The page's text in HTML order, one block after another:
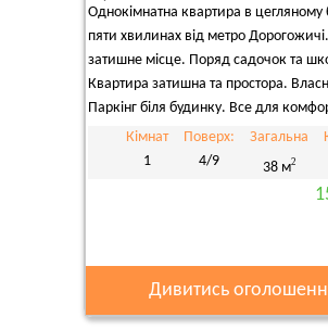
Однокімнатна квартира в цегляному
пяти хвилинах від метро
затишне місце. Поряд садочок та
Квартира затишна та простора.
Паркінг біля будинку. Все для
Кімнат
1
Поверх:
4/9
Загальна
38 м2
Дивитись